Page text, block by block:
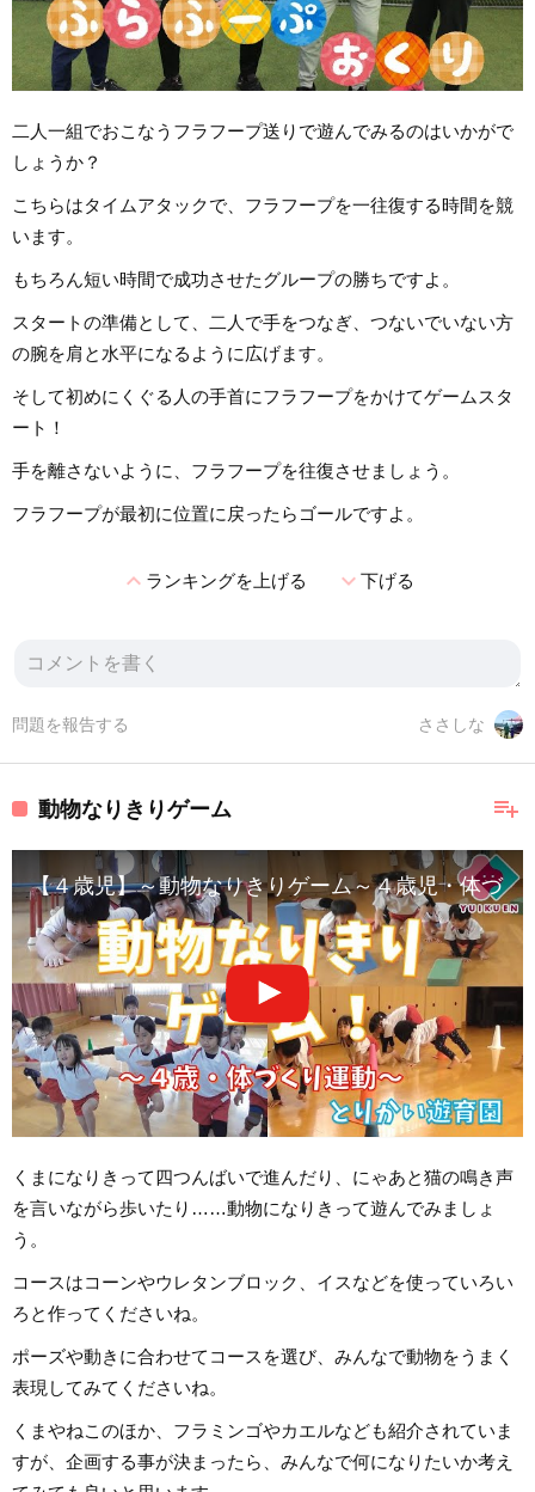
二人一組でおこなうフラフープ送りで遊んでみるのはいかがで
しょうか？
こちらはタイムアタックで、フラフープを一往復する時間を競
います。
もちろん短い時間で成功させたグループの勝ちですよ。
スタートの準備として、二人で手をつなぎ、つないでいない方
の腕を肩と水平になるように広げます。
そして初めにくぐる人の手首にフラフープをかけてゲームスタ
ート！
手を離さないように、フラフープを往復させましょう。
フラフープが最初に位置に戻ったらゴールですよ。
expand_lessランキングを上げる expand_more下げる
ささしな
問題を報告する
playlist_add
動物なりきりゲーム
【４歳児】～動物なりきりゲーム～４歳児・体づ
くまになりきって四つんばいで進んだり、にゃあと猫の鳴き声
を言いながら歩いたり……動物になりきって遊んでみましょ
う。
コースはコーンやウレタンブロック、イスなどを使っていろい
ろと作ってくださいね。
ポーズや動きに合わせてコースを選び、みんなで動物をうまく
表現してみてくださいね。
くまやねこのほか、フラミンゴやカエルなども紹介されていま
すが、企画する事が決まったら、みんなで何になりたいか考え